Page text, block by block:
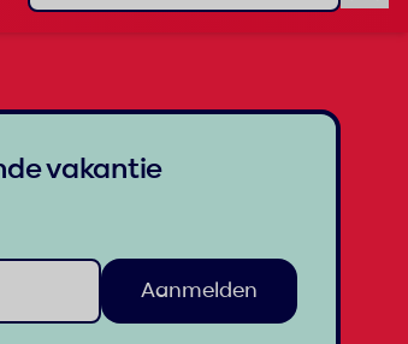
vakantie
Aanmelden